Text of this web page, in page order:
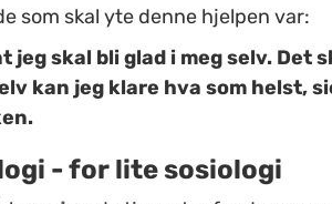
som skal yte denne hjelpen var:
jeg skal bli glad i meg selv. Det
kan jeg klare hva som helst,
- for lite sosiologi